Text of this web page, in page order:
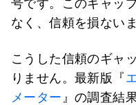
号です。このギャッ
なく、信頼を損ないま
こうした信頼のギャ
りません。最新版『
メーター 』の調査結